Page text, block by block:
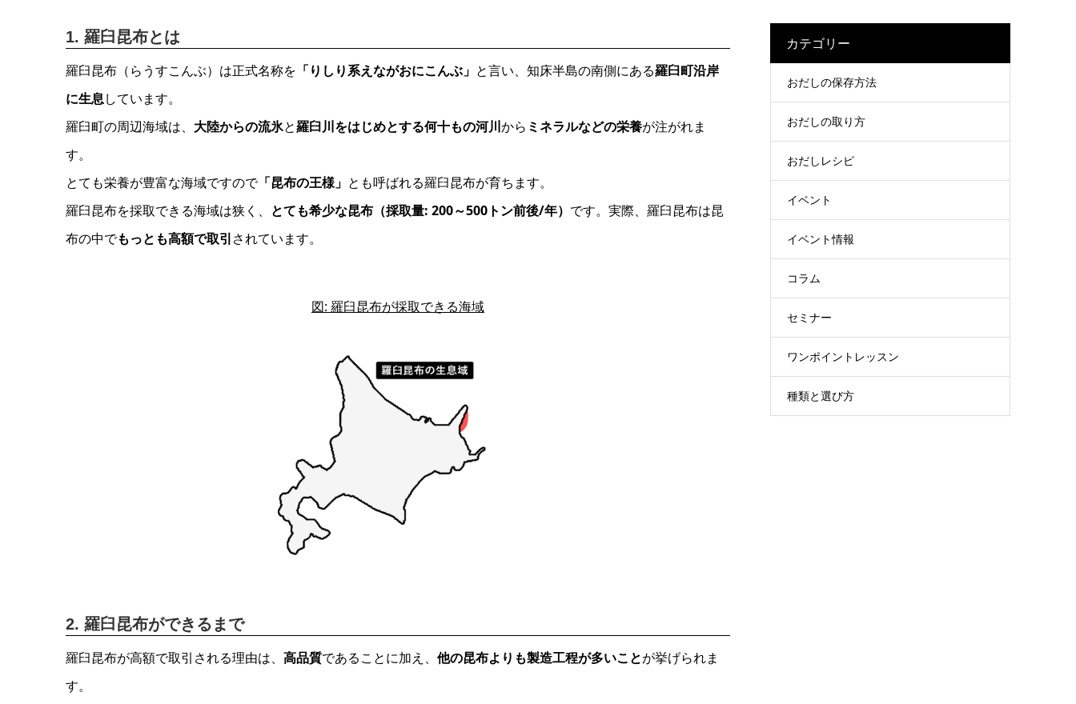
1. 羅臼昆布とは
羅臼昆布（らうすこんぶ）は正式名称を 「りしり系えながおにこんぶ」 と言い、知床半島の南側にある羅臼町沿岸
に生息しています。
羅臼町の周辺海域は、 大陸からの流氷と羅臼川をはじめとする何十もの河川から ミネラルなどの栄養が注がれま
す。
とても栄養が豊富な海域ですので「昆布の王様」 とも呼ばれる羅臼昆布が育ちます。
羅臼昆布を採取できる海域は狭く、 とても希少な昆布（採取量: 200～500トン前後/年） です。実際、羅臼昆布は昆
布の中でもっとも高額で取引されています。
図: 羅臼昆布が採取できる海域
2. 羅臼昆布ができるまで
羅臼昆布が高額で取引される理由は、 高品質であることに加え、 他の昆布よりも製造工程が多いことが挙げられま
す。
カテゴリー
おだしの保存方法
おだしの取り方
おだしレシピ
イベント
イベント情報
コラム
セミナー
ワンポイントレッスン
種類と選び方